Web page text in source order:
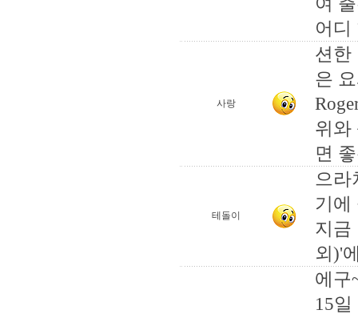
어디
사랑
션한
은
위와
면
테돌이
으라
기에
지
외)'
에구
15